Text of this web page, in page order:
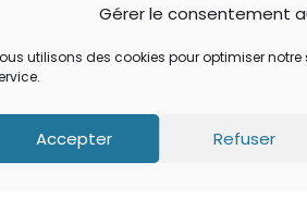
Gérer le consentement
utilisons des cookies pour optimiser notre
Accepter Refuser
Android.